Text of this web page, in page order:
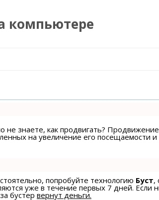
компьютере
не знаете, как продвигать?
на увеличение его посещаемости
попробуйте технологию Буст,
уже в течение первых 7 дней. Если
за бустер вернут деньги.